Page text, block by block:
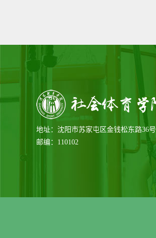
地址：沈阳市苏家屯区金钱松东路36号
邮编：110102